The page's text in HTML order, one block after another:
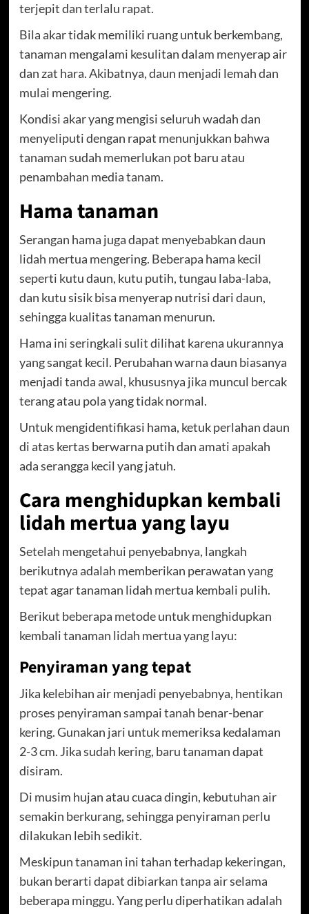
terjepit dan terlalu rapat.
Bila akar tidak memiliki ruang untuk berkembang,
tanaman mengalami kesulitan dalam menyerap air
dan zat hara. Akibatnya, daun menjadi lemah dan
mulai mengering.
Kondisi akar yang mengisi seluruh wadah dan
menyeliputi dengan rapat menunjukkan bahwa
tanaman sudah memerlukan pot baru atau
penambahan media tanam.
Hama tanaman
Serangan hama juga dapat menyebabkan daun
lidah mertua mengering. Beberapa hama kecil
seperti kutu daun, kutu putih, tungau laba-laba,
dan kutu sisik bisa menyerap nutrisi dari daun,
sehingga kualitas tanaman menurun.
Hama ini seringkali sulit dilihat karena ukurannya
yang sangat kecil. Perubahan warna daun biasanya
menjadi tanda awal, khususnya jika muncul bercak
terang atau pola yang tidak normal.
Untuk mengidentifikasi hama, ketuk perlahan daun
di atas kertas berwarna putih dan amati apakah
ada serangga kecil yang jatuh.
Cara menghidupkan kembali
lidah mertua yang layu
Setelah mengetahui penyebabnya, langkah
berikutnya adalah memberikan perawatan yang
tepat agar tanaman lidah mertua kembali pulih.
Berikut beberapa metode untuk menghidupkan
kembali tanaman lidah mertua yang layu:
Penyiraman yang tepat
Jika kelebihan air menjadi penyebabnya, hentikan
proses penyiraman sampai tanah benar-benar
kering. Gunakan jari untuk memeriksa kedalaman
2-3 cm. Jika sudah kering, baru tanaman dapat
disiram.
Di musim hujan atau cuaca dingin, kebutuhan air
semakin berkurang, sehingga penyiraman perlu
dilakukan lebih sedikit.
Meskipun tanaman ini tahan terhadap kekeringan,
bukan berarti dapat dibiarkan tanpa air selama
beberapa minggu. Yang perlu diperhatikan adalah